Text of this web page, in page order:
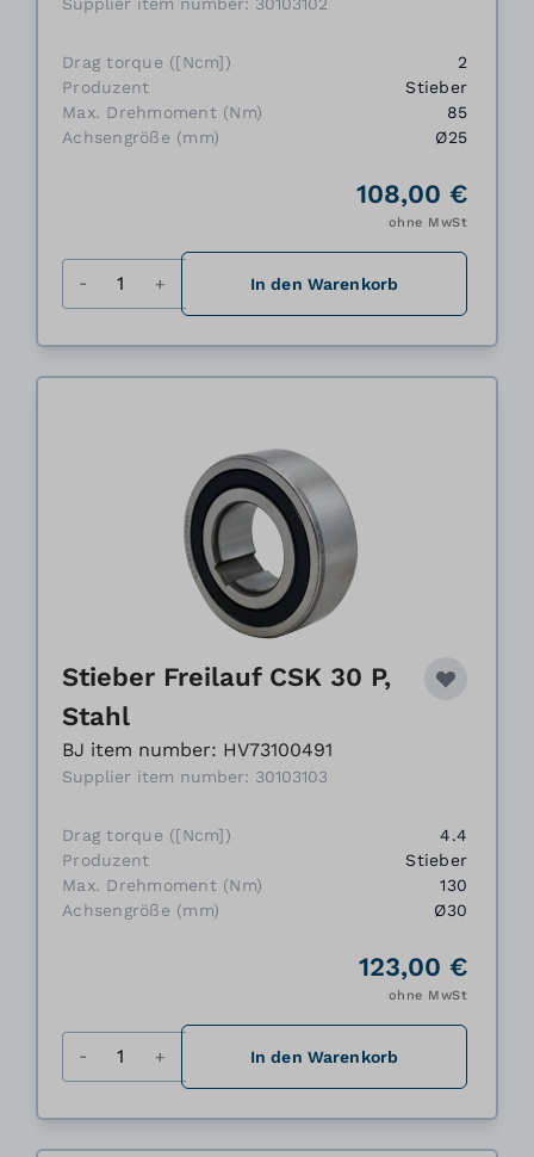
Drag torque ([Ncm])
2
Produzent
Stieber
Max. Drehmoment (Nm)
85
Achsengröße (mm)
Ø25
108,00 €
ohne MwSt
In den Warenkorb
Stieber Freilauf CSK 30 P,
Stahl
BJ item number: HV73100491
Supplier item number: 30103103
Drag torque ([Ncm])
4.4
Produzent
Stieber
Max. Drehmoment (Nm)
130
Achsengröße (mm)
Ø30
123,00 €
ohne MwSt
In den Warenkorb